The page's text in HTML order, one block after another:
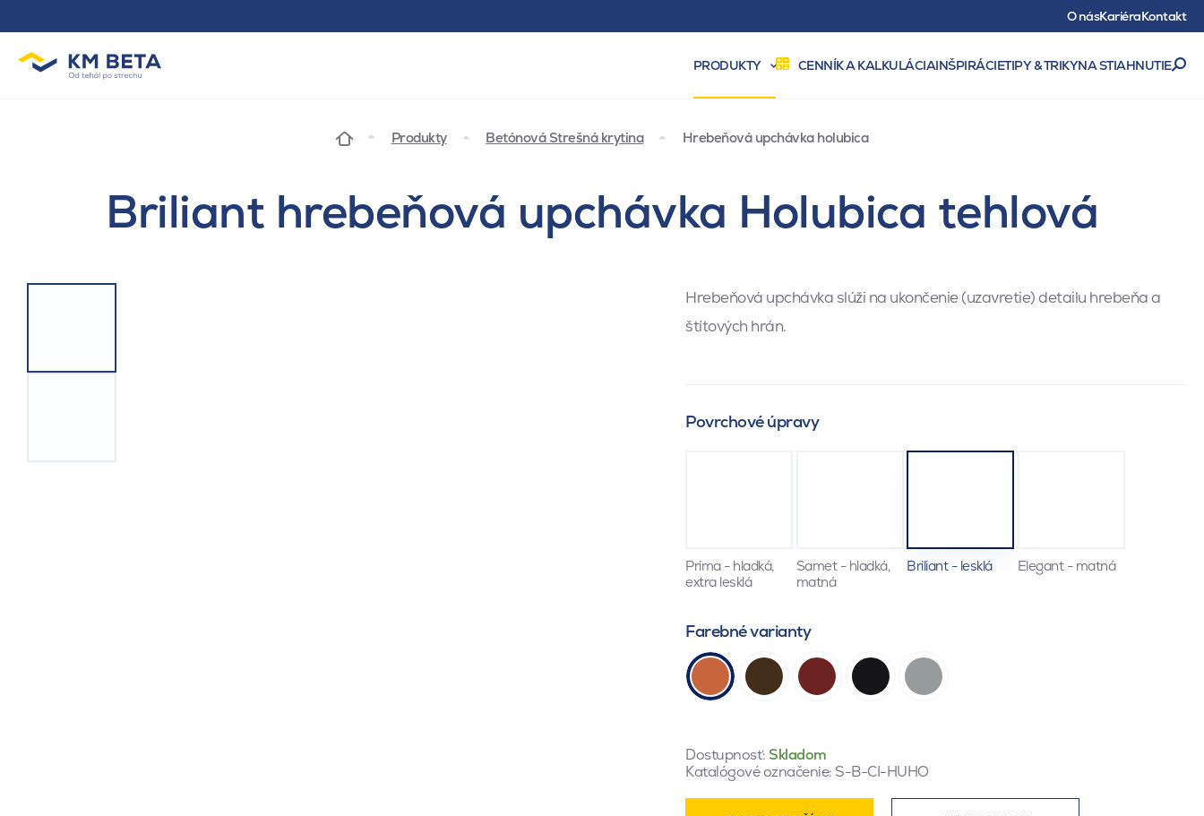
O násKariéraKontakt
PRODUKTY CENNÍK A KALKULÁCIAINŠPIRÁCIETIPY & TRIKYNA STIAHNUTIE
Produkty Betónová Strešná krytina Hrebeňová upchávka holubica
Briliant hrebeňová upchávka Holubica tehlová
Hrebeňová upchávka slúži na ukončenie (uzavretie) detailu hrebeňa a
štítových hrán.
Povrchové úpravy
Prima - hladká,
extra lesklá
Samet - hladká,
matná
Briliant - lesklá Elegant - matná
Farebné varianty
Dostupnosť: Skladom
Katalógové označenie: S-B-CI-HUHO